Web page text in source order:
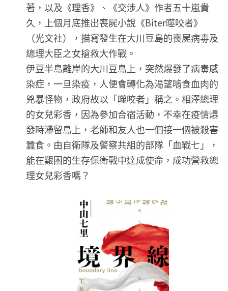
著，以及《理香》、《交涉人》作者五十嵐貴
久，上個月底推出喪屍小說《Biter噬咬者》
（光文社），描寫發生在大川豆島的喪屍病毒及
總理大臣之女搶救大作戰。
伊豆半島離岸的大川豆島上，突然爆發了病毒感
染症，一旦染疫，人便會轉化為渴望啃食血肉的
兇暴怪物，政府故以「噬咬者」稱之。相澤總理
的女兒彩香，因為參加合宿活動，不幸在疫情爆
發時滯留島上，老師和友人也一個接一個被殺害
蠶食。由自衛隊及警察共組的部隊「血戰七」，
能在艱困的生存保衛戰中達成使命，成功營救總
理女兒彩香嗎？